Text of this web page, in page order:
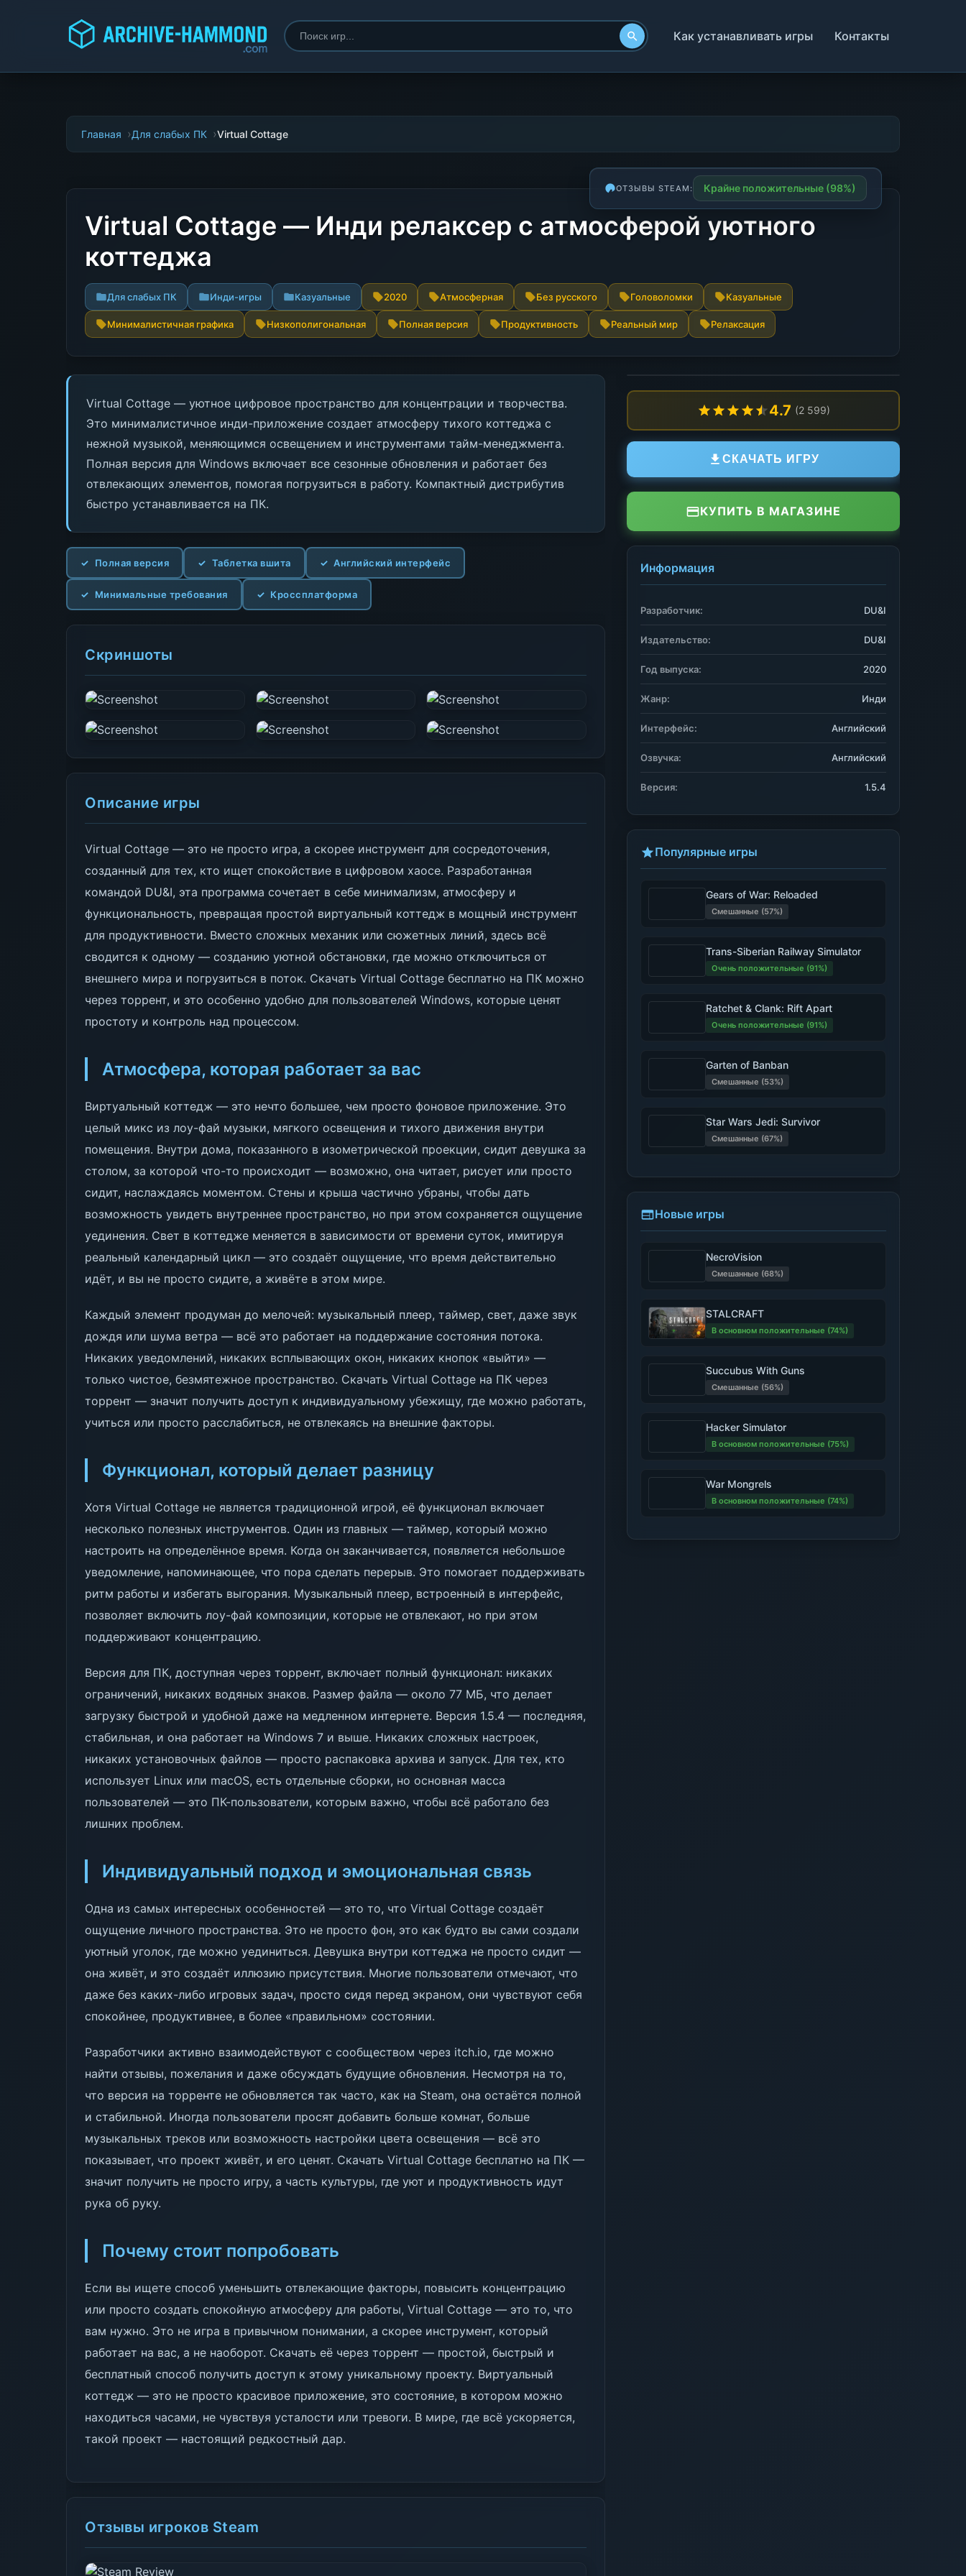
Как устанавливать игры Контакты
Главная Для слабых ПК Virtual Cottage
Virtual Cottage — Инди релаксер с атмосферой уютного
коттеджа
Для слабых ПК Инди-игры Казуальные 2020 Атмосферная Без русского Головоломки Казуальные
Минималистичная графика Низкополигональная Полная версия Продуктивность Реальный мир Релаксация
ОТЗЫВЫ STEAM: Крайне положительные (98%)
Virtual Cottage — уютное цифровое пространство для концентрации и творчества.
Это минималистичное инди-приложение создает атмосферу тихого коттеджа с
нежной музыкой, меняющимся освещением и инструментами тайм-менеджмента.
Полная версия для Windows включает все сезонные обновления и работает без
отвлекающих элементов, помогая погрузиться в работу. Компактный дистрибутив
быстро устанавливается на ПК.
Полная версия Таблетка вшита Английский интерфейс
Минимальные требования Кроссплатформа
Скриншоты
Описание игры
Virtual Cottage — это не просто игра, а скорее инструмент для сосредоточения,
созданный для тех, кто ищет спокойствие в цифровом хаосе. Разработанная
командой DU&I, эта программа сочетает в себе минимализм, атмосферу и
функциональность, превращая простой виртуальный коттедж в мощный инструмент
для продуктивности. Вместо сложных механик или сюжетных линий, здесь всё
сводится к одному — созданию уютной обстановки, где можно отключиться от
внешнего мира и погрузиться в поток. Скачать Virtual Cottage бесплатно на ПК можно
через торрент, и это особенно удобно для пользователей Windows, которые ценят
простоту и контроль над процессом.
Атмосфера, которая работает за вас
Виртуальный коттедж — это нечто большее, чем просто фоновое приложение. Это
целый микс из лоу-фай музыки, мягкого освещения и тихого движения внутри
помещения. Внутри дома, показанного в изометрической проекции, сидит девушка за
столом, за которой что-то происходит — возможно, она читает, рисует или просто
сидит, наслаждаясь моментом. Стены и крыша частично убраны, чтобы дать
возможность увидеть внутреннее пространство, но при этом сохраняется ощущение
уединения. Свет в коттедже меняется в зависимости от времени суток, имитируя
реальный календарный цикл — это создаёт ощущение, что время действительно
идёт, и вы не просто сидите, а живёте в этом мире.
Каждый элемент продуман до мелочей: музыкальный плеер, таймер, свет, даже звук
дождя или шума ветра — всё это работает на поддержание состояния потока.
Никаких уведомлений, никаких всплывающих окон, никаких кнопок «выйти» —
только чистое, безмятежное пространство. Скачать Virtual Cottage на ПК через
торрент — значит получить доступ к индивидуальному убежищу, где можно работать,
учиться или просто расслабиться, не отвлекаясь на внешние факторы.
Функционал, который делает разницу
Хотя Virtual Cottage не является традиционной игрой, её функционал включает
несколько полезных инструментов. Один из главных — таймер, который можно
настроить на определённое время. Когда он заканчивается, появляется небольшое
уведомление, напоминающее, что пора сделать перерыв. Это помогает поддерживать
ритм работы и избегать выгорания. Музыкальный плеер, встроенный в интерфейс,
позволяет включить лоу-фай композиции, которые не отвлекают, но при этом
поддерживают концентрацию.
Версия для ПК, доступная через торрент, включает полный функционал: никаких
ограничений, никаких водяных знаков. Размер файла — около 77 МБ, что делает
загрузку быстрой и удобной даже на медленном интернете. Версия 1.5.4 — последняя,
стабильная, и она работает на Windows 7 и выше. Никаких сложных настроек,
никаких установочных файлов — просто распаковка архива и запуск. Для тех, кто
использует Linux или macOS, есть отдельные сборки, но основная масса
пользователей — это ПК-пользователи, которым важно, чтобы всё работало без
лишних проблем.
Индивидуальный подход и эмоциональная связь
Одна из самых интересных особенностей — это то, что Virtual Cottage создаёт
ощущение личного пространства. Это не просто фон, это как будто вы сами создали
уютный уголок, где можно уединиться. Девушка внутри коттеджа не просто сидит —
она живёт, и это создаёт иллюзию присутствия. Многие пользователи отмечают, что
даже без каких-либо игровых задач, просто сидя перед экраном, они чувствуют себя
спокойнее, продуктивнее, в более «правильном» состоянии.
Разработчики активно взаимодействуют с сообществом через itch.io, где можно
найти отзывы, пожелания и даже обсуждать будущие обновления. Несмотря на то,
что версия на торренте не обновляется так часто, как на Steam, она остаётся полной
и стабильной. Иногда пользователи просят добавить больше комнат, больше
музыкальных треков или возможность настройки цвета освещения — всё это
показывает, что проект живёт, и его ценят. Скачать Virtual Cottage бесплатно на ПК —
значит получить не просто игру, а часть культуры, где уют и продуктивность идут
рука об руку.
Почему стоит попробовать
Если вы ищете способ уменьшить отвлекающие факторы, повысить концентрацию
или просто создать спокойную атмосферу для работы, Virtual Cottage — это то, что
вам нужно. Это не игра в привычном понимании, а скорее инструмент, который
работает на вас, а не наоборот. Скачать её через торрент — простой, быстрый и
бесплатный способ получить доступ к этому уникальному проекту. Виртуальный
коттедж — это не просто красивое приложение, это состояние, в котором можно
находиться часами, не чувствуя усталости или тревоги. В мире, где всё ускоряется,
такой проект — настоящий редкостный дар.
Отзывы игроков Steam
4.7 (2 599)
СКАЧАТЬ ИГРУ
КУПИТЬ В МАГАЗИНЕ
Информация
Разработчик: DU&I
Издательство: DU&I
Год выпуска: 2020
Жанр: Инди
Интерфейс: Английский
Озвучка: Английский
Версия: 1.5.4
Популярные игры
Gears of War: Reloaded
Смешанные (57%)
Trans-Siberian Railway Simulator
Очень положительные (91%)
Ratchet & Clank: Rift Apart
Очень положительные (91%)
Garten of Banban
Смешанные (53%)
Star Wars Jedi: Survivor
Смешанные (67%)
Новые игры
NecroVision
Смешанные (68%)
STALCRAFT
В основном положительные (74%)
Succubus With Guns
Смешанные (56%)
Hacker Simulator
В основном положительные (75%)
War Mongrels
В основном положительные (74%)